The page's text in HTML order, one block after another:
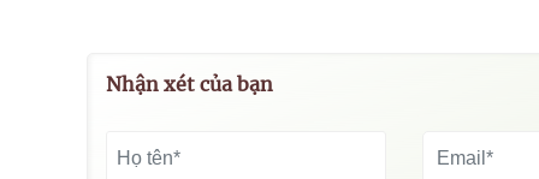
Nhận xét của bạn